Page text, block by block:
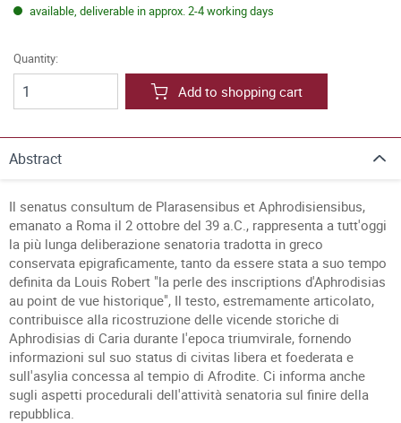
available, deliverable in approx. 2-4 working days
Quantity:
Add to shopping cart
Abstract
Il senatus consultum de Plarasensibus et Aphrodisiensibus,
emanato a Roma il 2 ottobre del 39 a.C., rappresenta a tutt'oggi
la più lunga deliberazione senatoria tradotta in greco
conservata epigraficamente, tanto da essere stata a suo tempo
definita da Louis Robert "la perle des inscriptions d'Aphrodisias
au point de vue historique", Il testo, estremamente articolato,
contribuisce alla ricostruzione delle vicende storiche di
Aphrodisias di Caria durante l'epoca triumvirale, fornendo
informazioni sul suo status di civitas libera et foederata e
sull'asylia concessa al tempio di Afrodite. Ci informa anche
sugli aspetti procedurali dell'attività senatoria sul finire della
repubblica.